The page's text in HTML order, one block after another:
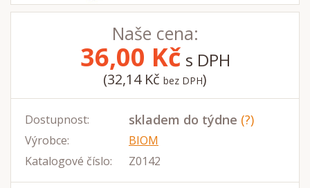
Naše cena:
36,00 Kč s DPH
(32,14 Kč bez DPH)
Dostupnost: skladem do týdne (?)
Výrobce:
BIOM
Katalogové číslo:
Z0142